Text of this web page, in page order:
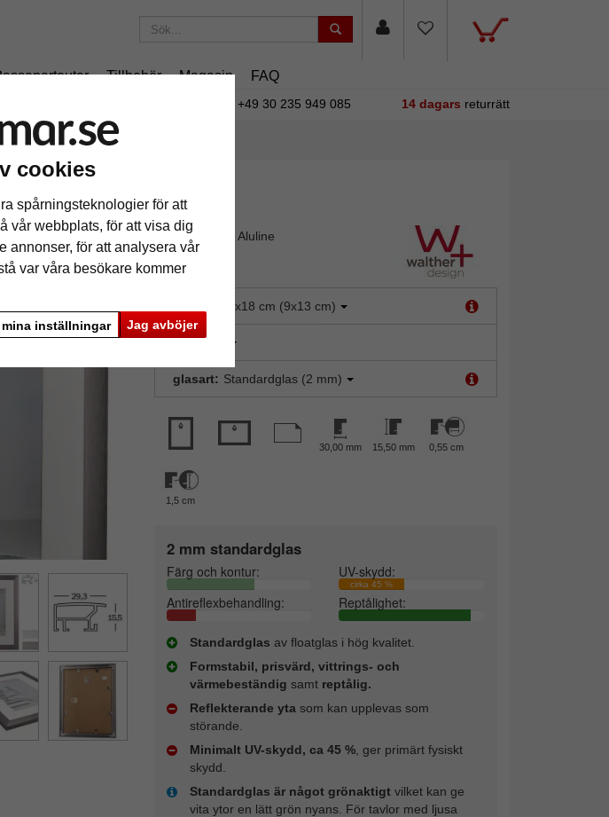
cookies
spårningsteknologier för att
vår webbplats, för att visa dig
annonser, för att analysera vår
var våra besökare kommer
Jag avböjer
inställningar
Tillbehör Magasin FAQ
+49 30 235 949 085 14 dagars returrätt
passepartout
Aluminiumram Aluline
13x18 cm (9x13 cm)
färg: stål
glasart: Standardglas (2 mm)
30,00 mm 15,50 mm 0,55 cm
1,5 cm
2 mm standardglas
Färg och kontur: UV-skydd:
cirka 45 %
Antireflexbehandling: Reptålighet:
Standardglas av floatglas i hög kvalitet.
Formstabil, prisvärd, vittrings- och
värmebeständig samt reptålig.
Reflekterande yta som kan upplevas som
störande.
Minimalt UV-skydd, ca 45 %, ger primärt fysiskt
skydd.
Standardglas är något grönaktigtvilket kan ge
vita ytor en lätt grön nyans. För tavlor med ljusa